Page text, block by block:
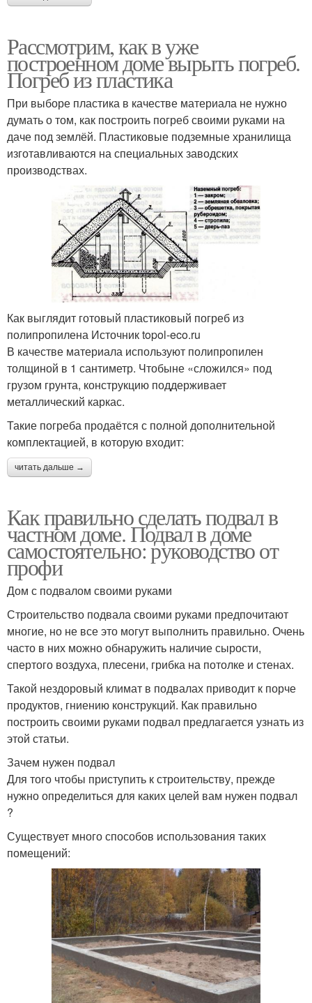
Рассмотрим, как в уже
построенном доме вырыть погреб.
Погреб из пластика
При выборе пластика в качестве материала не нужно
думать о том, как построить погреб своими руками на
даче под землёй. Пластиковые подземные хранилища
изготавливаются на специальных заводских
производствах.
Как выглядит готовый пластиковый погреб из
полипропилена Источник topol-eco.ru
В качестве материала используют полипропилен
толщиной в 1 сантиметр. Чтобыне «сложился» под
грузом грунта, конструкцию поддерживает
металлический каркас.
Такие погреба продаётся с полной дополнительной
комплектацией, в которую входит:
читать дальше →
Как правильно сделать подвал в
частном доме. Подвал в доме
самостоятельно: руководство от
профи
Дом с подвалом своими руками
Строительство подвала своими руками предпочитают
многие, но не все это могут выполнить правильно. Очень
часто в них можно обнаружить наличие сырости,
спертого воздуха, плесени, грибка на потолке и стенах.
Такой нездоровый климат в подвалах приводит к порче
продуктов, гниению конструкций. Как правильно
построить своими руками подвал предлагается узнать из
этой статьи.
Зачем нужен подвал
Для того чтобы приступить к строительству, прежде
нужно определиться для каких целей вам нужен подвал
?
Существует много способов использования таких
помещений: